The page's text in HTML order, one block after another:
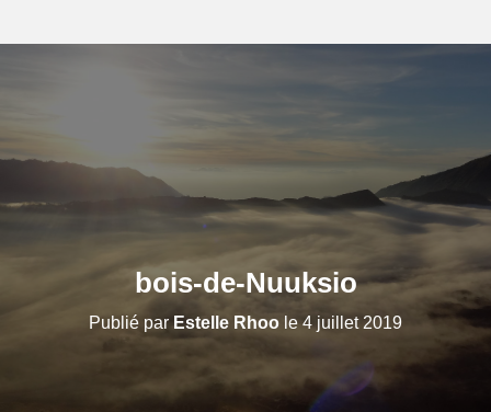
bois-de-Nuuksio
Publié parEstelle Rhoo le4 juillet 2019